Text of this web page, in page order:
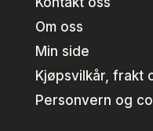
Om oss
Min side
Kjøpsvilkår, frakt
Personvern og